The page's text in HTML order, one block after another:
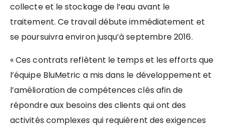
collecte et le stockage de l’eau avant le
traitement. Ce travail débute immédiatement et
se poursuivra environ jusqu’à septembre 2016.
« Ces contrats reflètent le temps et les efforts que
l’équipe BluMetric a mis dans le développement et
l’amélioration de compétences clés afin de
répondre aux besoins des clients qui ont des
activités complexes qui requièrent des exigences